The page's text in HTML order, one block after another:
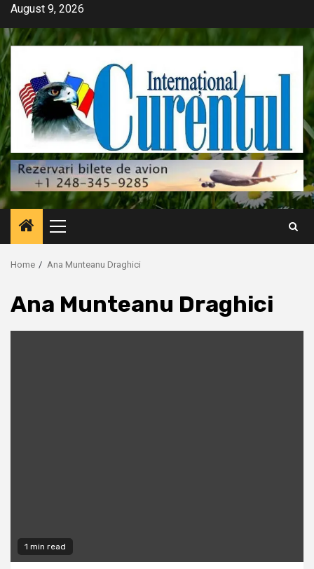
Skip
content
August 9, 2026
Primary
Menu
Home Ana Munteanu Draghici
Ana Munteanu Draghici
1 min read